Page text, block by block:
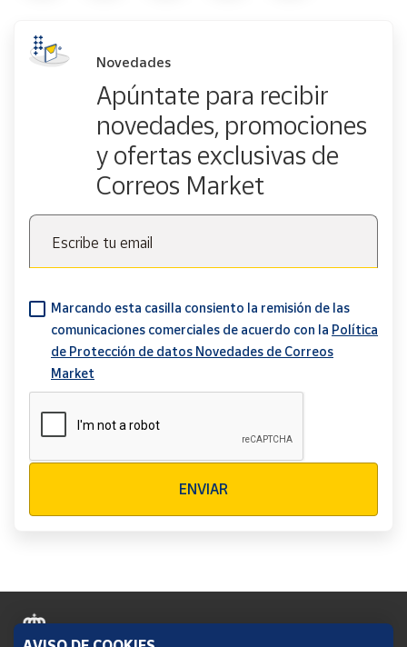
Novedades
Apúntate para recibir
novedades, promociones
y ofertas exclusivas de
Correos Market
Escribe tu email
Marcando esta casilla consiento la remisión de las
comunicaciones comerciales de acuerdo con la Política
de Protección de datos Novedades de Correos
Market
ENVIAR